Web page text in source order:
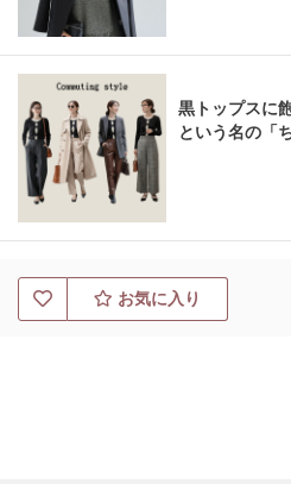
黒トップスに
という名の「
お気に入り